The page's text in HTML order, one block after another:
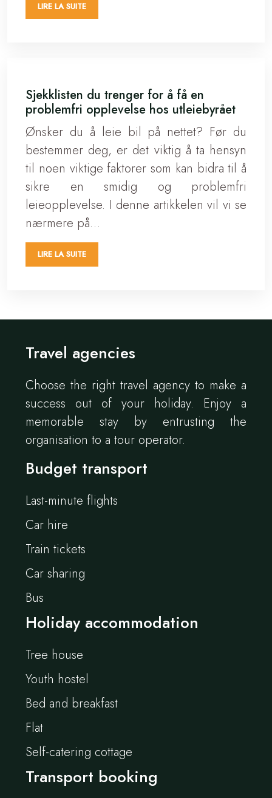
LIRE LA SUITE
Sjekklisten du trenger for å få en
problemfri opplevelse hos utleiebyrået
Ønsker du å leie bil på nettet? Før du
bestemmer deg, er det viktig å ta hensyn
til noen viktige faktorer som kan bidra til å
sikre en smidig og problemfri
leieopplevelse. I denne artikkelen vil vi se
nærmere på…
LIRE LA SUITE
Travel agencies
Choose the right travel agency to make a
success out of your holiday. Enjoy a
memorable stay by entrusting the
organisation to a tour operator.
Budget transport
Last-minute flights
Car hire
Train tickets
Car sharing
Bus
Holiday accommodation
Tree house
Youth hostel
Bed and breakfast
Flat
Self-catering cottage
Transport booking